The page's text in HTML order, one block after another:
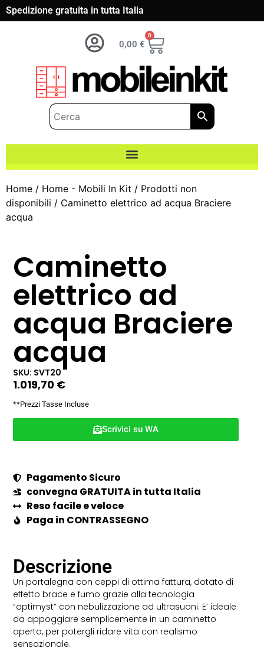
Spedizione gratuita in tutta Italia
0,00 €
0
Home / Home - Mobili In Kit / Prodotti non
disponibili / Caminetto elettrico ad acqua Braciere
acqua
Caminetto
elettrico ad
acqua Braciere
acqua
SKU: SVT20
1.019,70 €
**Prezzi Tasse Incluse
Scrivici su WA
Pagamento Sicuro
convegna GRATUITA in tutta Italia
Reso facile e veloce
Paga in CONTRASSEGNO
Descrizione
Un portalegna con ceppi di ottima fattura, dotato di
effetto brace e fumo grazie alla tecnologia
“optimyst” con nebulizzazione ad ultrasuoni. E’ ideale
da appoggiare semplicemente in un caminetto
aperto, per potergli ridare vita con realismo
sensazionale.